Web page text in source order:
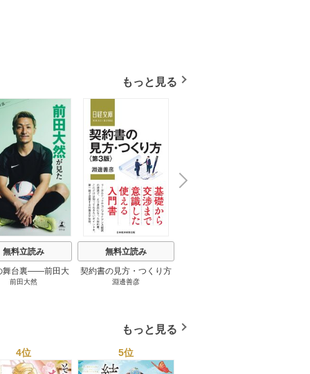
もっと見る
無料立読み
舞台裏――前田大
たワールドカップ
前田大然
無料立読み
契約書の見方・つくり方
＜第３版＞ 1巻
淵邊善彦
N
e
x
t
もっと見る
4位 5位